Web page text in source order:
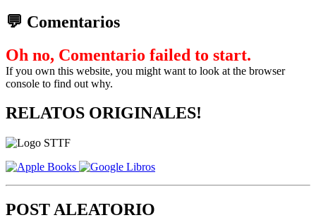
💬 Comentarios
Oh no, Comentario failed to start.
If you own this website, you might want to look at the browser
console to find out why.
RELATOS ORIGINALES!
POST ALEATORIO